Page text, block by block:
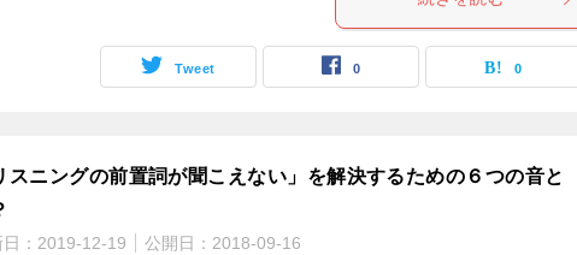
Tweet 0 0
スニングの前置詞が聞こえない」を解決するための６つの音と
： 2019-12-19 公開日： 2018-09-16